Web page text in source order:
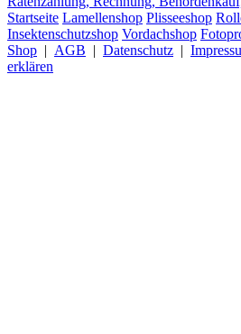
Startseite Lamellenshop Plisseeshop
Insektenschutzshop Vordachshop
Shop | AGB | Datenschutz |
erklären